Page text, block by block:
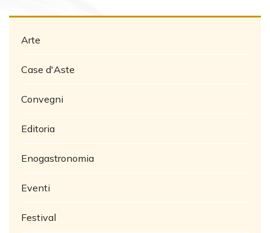
Arte
Case d'Aste
Convegni
Editoria
Enogastronomia
Eventi
Festival